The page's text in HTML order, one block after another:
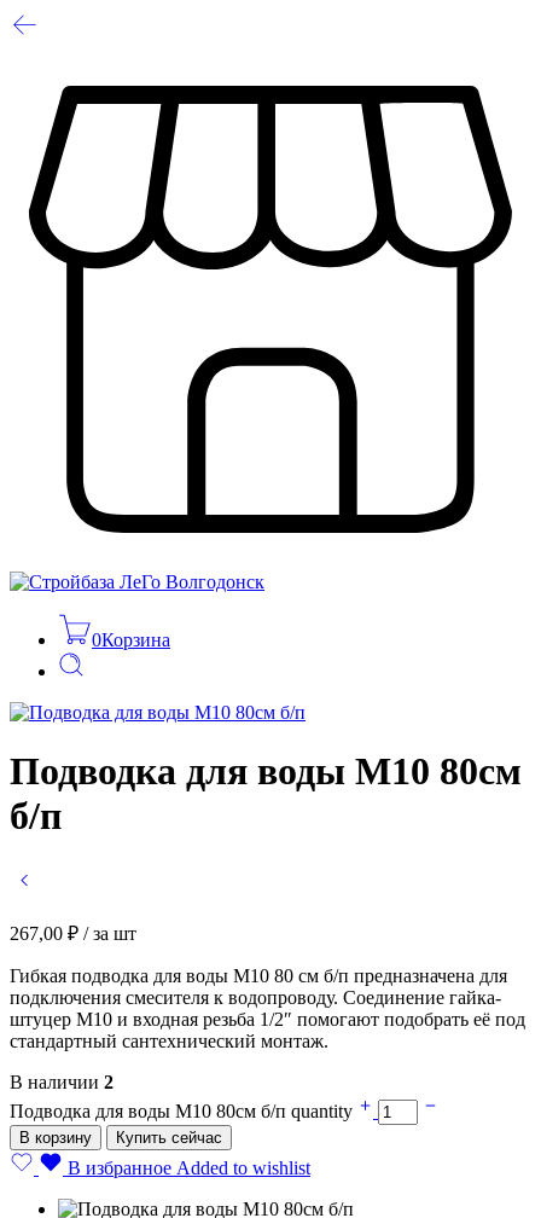
0Корзина
Подводка для воды М10 80см
б/п
267,00 ₽ / за шт
Гибкая подводка для воды М10 80 см б/п предназначена для
подключения смесителя к водопроводу. Соединение гайка-
штуцер М10 и входная резьба 1/2″ помогают подобрать её под
стандартный сантехнический монтаж.
В наличии 2
Подводка для воды М10 80см б/п quantity
В корзину Купить сейчас
В избранное Added to wishlist